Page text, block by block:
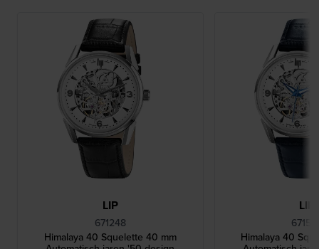
LIP
671248
Himalaya 40 Squelette 40 mm
LIP
Himalaya 40